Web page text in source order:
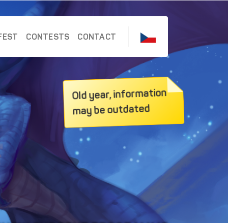
CONTESTS CONTACT
Old year, information
may be outdated